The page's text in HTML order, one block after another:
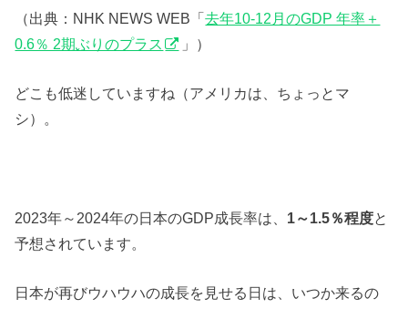
（出典：NHK NEWS WEB「去年10-12月のGDP 年率＋
0.6％ 2期ぶりのプラス
」）
どこも低迷していますね（アメリカは、ちょっとマ
シ）。
2023年～2024年の日本のGDP成長率は、 1～1.5％程度と
予想されています。
日本が再びウハウハの成長を見せる日は、いつか来るの